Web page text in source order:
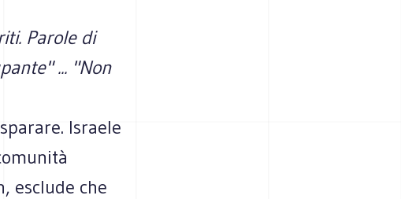
Parole di
... "Non
Israele
esclude che